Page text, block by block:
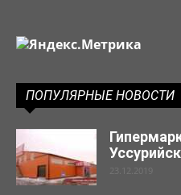
ПОПУЛЯРНЫЕ НОВОСТИ
23.12.2019